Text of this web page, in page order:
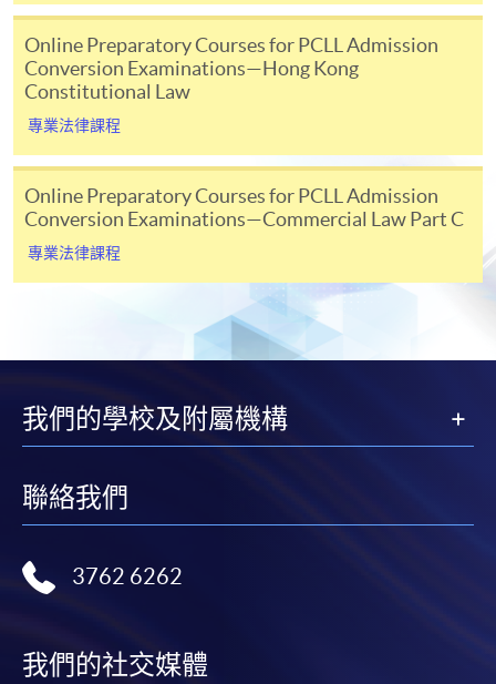
退還且不可轉讓。
簽證（非本地申請人）
非本地申請人必須持有由香港特區政府入境事務處所
簽發的學生簽證方可入讀本院，申請人入學前須辦妥
有關手續。惟持有前往港澳通行證（俗稱「單程
證」）者， 或以受養人士身分，或透過以下章節（I）
任何一項計劃獲批准來港者，毋須經事先批准，可修
工作或受訓簽證身者，或為駐港領使人員，或為外籍
家庭傭工，或透過以下章節（II）任何一項計劃獲批准
來港者，則毋須事前批准，亦可修讀兼讀制課程。獲
有關學生簽證。除自資並經本地評審，而有關學銜按
香港大學體制，經香港大學專業進修學院頒發的兼讀
發學生簽證課程之列。基於其簽證/入境通行證狀況可
能不時有所改變，所有課程的非本地申請人若選擇親
發）及護照/簽證文件作影印記錄，以供核實用途。非
用。
Online Preparatory Courses for PCLL Admission
Conversion Examinations—Hong Kong
Constitutional Law
專業法律課程
Online Preparatory Courses for PCLL Admission
Conversion Examinations—Commercial Law Part C
專業法律課程
我們的學校及附屬機構
聯絡我們
3762 6262
我們的社交媒體